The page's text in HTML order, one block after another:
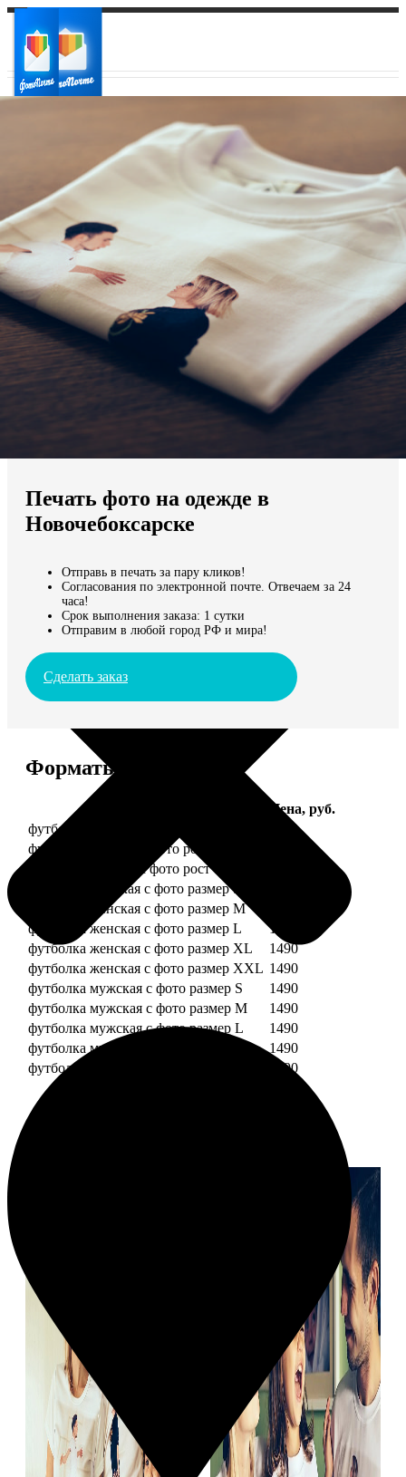
Ваш регион доставки
Выберите из списка:
Мы доставляем по всему миру
Продолжить без города
Печать фото на одежде в
Новочебоксарске
Отправь в печать за пару кликов!
Согласования по электронной почте. Отвечаем за 24
часа!
Срок выполнения заказа: 1 сутки
Отправим в любой город РФ и мира!
Сделать заказ
Форматы и цены
Цена, руб.
футболка детская с фото рост 118 см
1490
футболка детская с фото рост 128 см
футболка детская с фото рост 134 см
футболка женская с фото размер S
футболка женская с фото размер M
футболка женская с фото размер L
1490
футболка женская с фото размер XL
1490
футболка женская с фото размер XXL 1490
футболка мужская с фото размер S
1490
футболка мужская с фото размер M
1490
футболка мужская с фото размер L
1490
футболка мужская с фото размер XL
1490
футболка мужская с фото размер XXL
1490